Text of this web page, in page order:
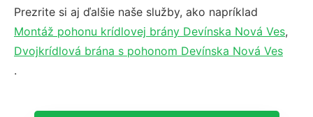
Prezrite si aj ďalšie naše služby, ako napríklad
Montáž pohonu krídlovej brány Devínska Nová Ves,
Dvojkrídlová brána s pohonom Devínska Nová Ves
.